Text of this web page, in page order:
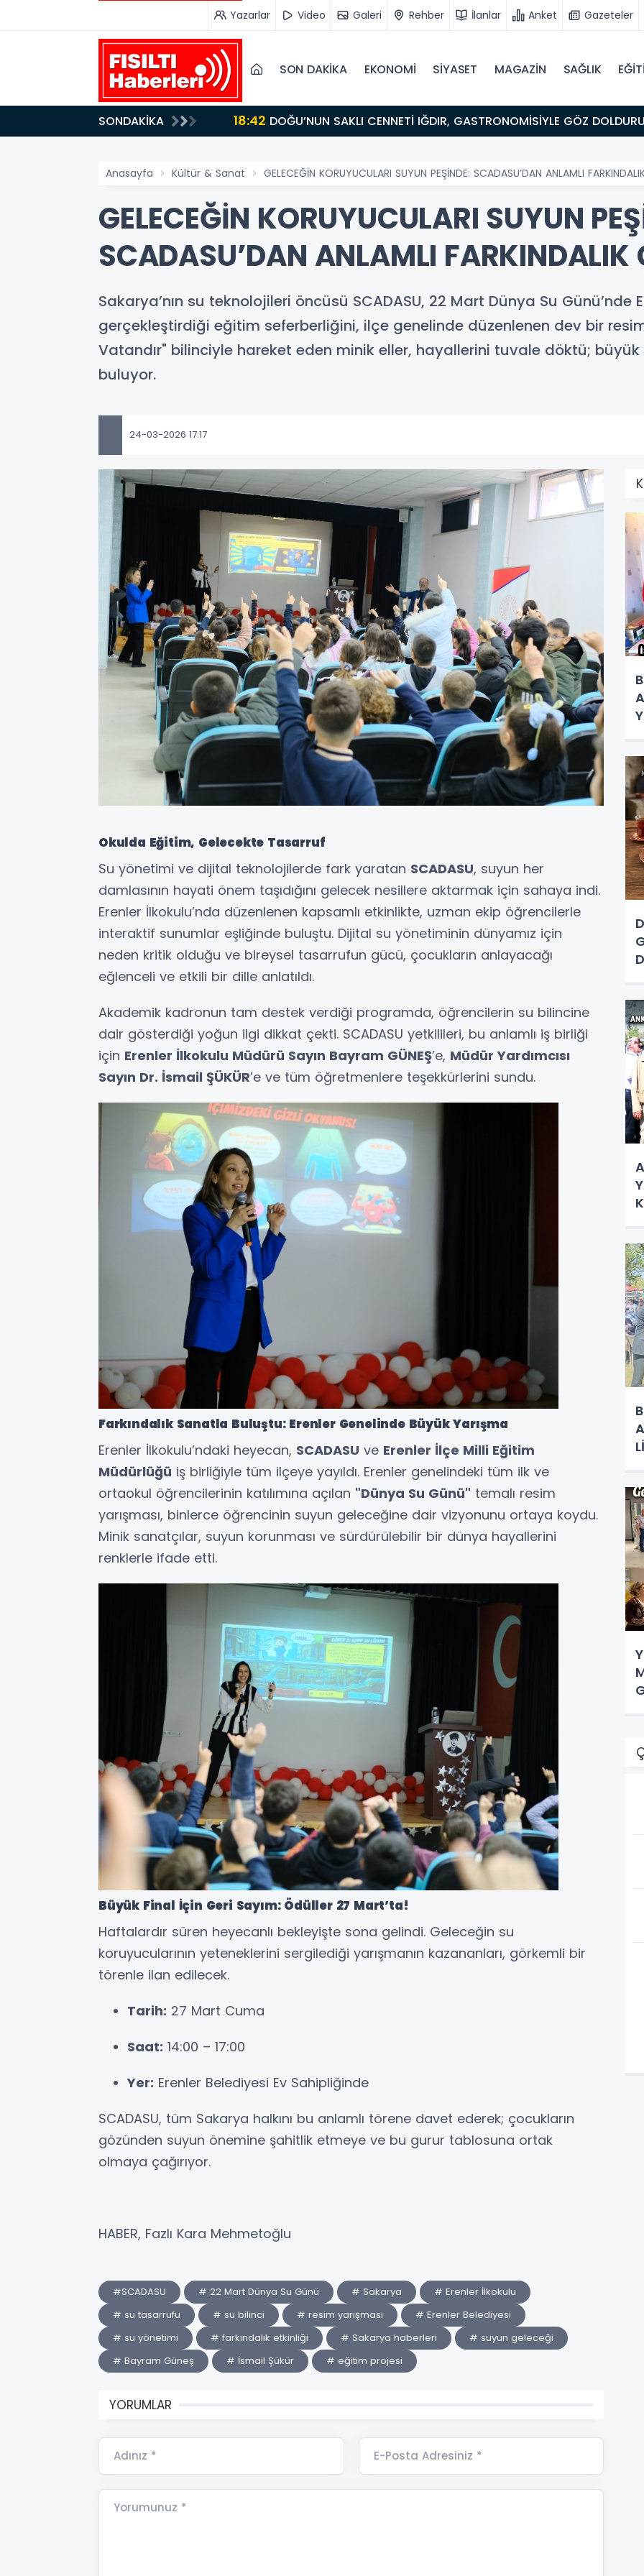
Yazarlar Video Galeri Rehber İlanlar Anket Gazeteler
SON DAKİKA EKONOMİ SİYASET MAGAZİN SAĞLIK
SONDAKİKA 18:42
KÜLTÜRÜNÜN BULUŞMA NOKTASI
Anasayfa Kültür & Sanat GELECEĞİN KORUYUCULARI SUYUN PEŞİNDE: SCADASU’DAN ANLAMLI
GELECEĞİN KORUYUCULARI SUYUN
SCADASU’DAN ANLAMLI
Sakarya’nın su teknolojileri öncüsü SCADASU, 22 Mart Dünya Su Günü’nde
gerçekleştirdiği eğitim seferberliğini, ilçe genelinde düzenlenen dev bir resim
Vatandır" bilinciyle hareket eden minik eller, hayallerini tuvale döktü;
buluyor.
24-03-2026 17:17
Okulda Eğitim, Gelecekte Tasarruf
Su yönetimi ve dijital teknolojilerde fark yaratan SCADASU, suyun her
damlasının hayati önem taşıdığını gelecek nesillere aktarmak için sahaya indi.
Erenler İlkokulu’nda düzenlenen kapsamlı etkinlikte, uzman ekip öğrencilerle
interaktif sunumlar eşliğinde buluştu. Dijital su yönetiminin dünyamız için
neden kritik olduğu ve bireysel tasarrufun gücü, çocukların anlayacağı
eğlenceli ve etkili bir dille anlatıldı.
Akademik kadronun tam destek verdiği programda, öğrencilerin su bilincine
dair gösterdiği yoğun ilgi dikkat çekti. SCADASU yetkilileri, bu anlamlı iş birliği
için Erenler İlkokulu Müdürü Sayın Bayram GÜNEŞ’e, Müdür Yardımcısı
Sayın Dr. İsmail ŞÜKÜR’e ve tüm öğretmenlere teşekkürlerini sundu.
Farkındalık Sanatla Buluştu: Erenler Genelinde Büyük Yarışma
Erenler İlkokulu’ndaki heyecan, SCADASU ve Erenler İlçe Milli Eğitim
Müdürlüğü iş birliğiyle tüm ilçeye yayıldı. Erenler genelindeki tüm ilk ve
ortaokul öğrencilerinin katılımına açılan "Dünya Su Günü" temalı resim
yarışması, binlerce öğrencinin suyun geleceğine dair vizyonunu ortaya koydu.
Minik sanatçılar, suyun korunması ve sürdürülebilir bir dünya hayallerini
renklerle ifade etti.
Büyük Final İçin Geri Sayım: Ödüller 27 Mart’ta!
Haftalardır süren heyecanlı bekleyişte sona gelindi. Geleceğin su
koruyucularının yeteneklerini sergilediği yarışmanın kazananları, görkemli bir
törenle ilan edilecek.
Tarih: 27 Mart Cuma
Saat: 14:00 – 17:00
Yer: Erenler Belediyesi Ev Sahipliğinde
SCADASU, tüm Sakarya halkını bu anlamlı törene davet ederek; çocukların
gözünden suyun önemine şahitlik etmeye ve bu gurur tablosuna ortak
olmaya çağırıyor.
HABER, Fazlı Kara Mehmetoğlu
#SCADASU # 22 Mart Dünya Su Günü # Sakarya
# Erenler İlkokulu
# su tasarrufu
# su bilinci # resim yarışması
# Erenler Belediyesi
# su yönetimi
# farkındalık etkinliği # Sakarya haberleri
# suyun geleceği
# Bayram Güneş
# İsmail Şükür # eğitim projesi
YORUMLAR
Adınız * E-Posta Adresiniz *
Yorumunuz *